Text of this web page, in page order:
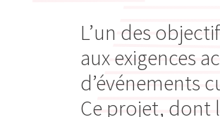
L’un des
aux exigences
d’événements
Ce projet, dont